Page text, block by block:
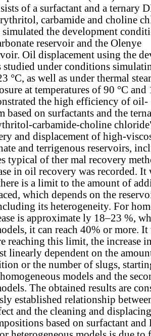
of a surfactant and a ternary
сarbamide and choline
simulated the development
reservoir and the Olenye
Oil displacement using the
studied under conditions
°C, as well as under thermal
at temperatures of 90 °C and
the high efficiency of oil-
based on surfactants and the
сarbamide-choline
and displacement of high-
and terrigenous reservoirs,
typical of ther mal recovery
in oil recovery was recorded. It
is a limit to the amount of
which depends on the
its heterogeneity. For
is approximate ly 18–23 %,
it can reach 40% or more. It
reaching this limit, the increase
linearly dependent on the
or the number of slugs,
models and the
The obtained results are
established relationship
and the cleaning and displacing
based on surfactant and